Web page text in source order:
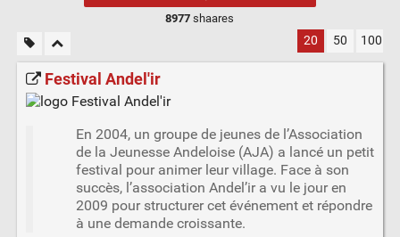
8977 shaares
20 50 100
Festival Andel'ir
En 2004, un groupe de jeunes de l’Association
de la Jeunesse Andeloise (AJA) a lancé un petit
festival pour animer leur village. Face à son
succès, l’association Andel’ir a vu le jour en
2009 pour structurer cet événement et répondre
à une demande croissante.